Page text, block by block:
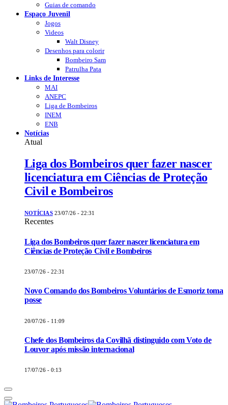
Guias de comando
Espaço Juvenil
Jogos
Videos
Walt Disney
Desenhos para colorir
Bombeiro Sam
Patrulha Pata
Links de Interesse
MAI
ANEPC
Liga de Bombeiros
INEM
ENB
Notícias
Atual
Liga dos Bombeiros quer fazer nascer
licenciatura em Ciências de Proteção
Civil e Bombeiros
NOTÍCIAS 23/07/26 - 22:31
Recentes
Liga dos Bombeiros quer fazer nascer licenciatura em
Ciências de Proteção Civil e Bombeiros
23/07/26 - 22:31
Novo Comando dos Bombeiros Voluntários de Esmoriz toma
posse
20/07/26 - 11:09
Chefe dos Bombeiros da Covilhã distinguido com Voto de
Louvor após missão internacional
17/07/26 - 0:13